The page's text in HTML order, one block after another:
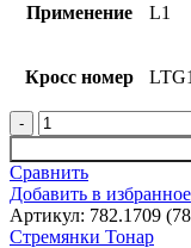
Применение L1
Кросс номер
Количество
товара
Штанга
реактивная
нерегулируемая
LTG
Сравнить
Добавить в избранное
Артикул: 782.1709
Стремянки Тонар